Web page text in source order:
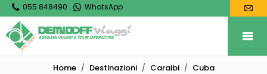
055 848490 WhatsApp
Home Destinazioni Caraibi
Cuba